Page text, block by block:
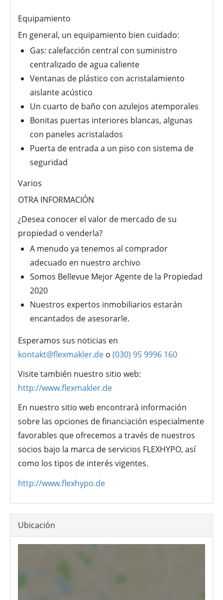
Equipamiento
En general, un equipamiento bien cuidado:
Gas: calefacción central con suministro
centralizado de agua caliente
Ventanas de plástico con acristalamiento
aislante acústico
Un cuarto de baño con azulejos atemporales
Bonitas puertas interiores blancas, algunas
con paneles acristalados
Puerta de entrada a un piso con sistema de
seguridad
Varios
OTRA INFORMACIÓN
¿Desea conocer el valor de mercado de su
propiedad o venderla?
A menudo ya tenemos al comprador
adecuado en nuestro archivo
Somos Bellevue Mejor Agente de la Propiedad
2020
Nuestros expertos inmobiliarios estarán
encantados de asesorarle.
Esperamos sus noticias en
kontakt@flexmakler.de o (030) 95 9996 160
Visite también nuestro sitio web:
http://www.flexmakler.de
En nuestro sitio web encontrará información
sobre las opciones de financiación especialmente
favorables que ofrecemos a través de nuestros
socios bajo la marca de servicios FLEXHYPO, así
como los tipos de interés vigentes.
http://www.flexhypo.de
Ubicación